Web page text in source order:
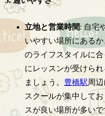
立地と営業時間: 自宅
いやすい場所にある
のライフスタイルに
にレッスンが受けら
ましょう。 豊橋駅周
スクールが集中して
スが良い場所が多いで